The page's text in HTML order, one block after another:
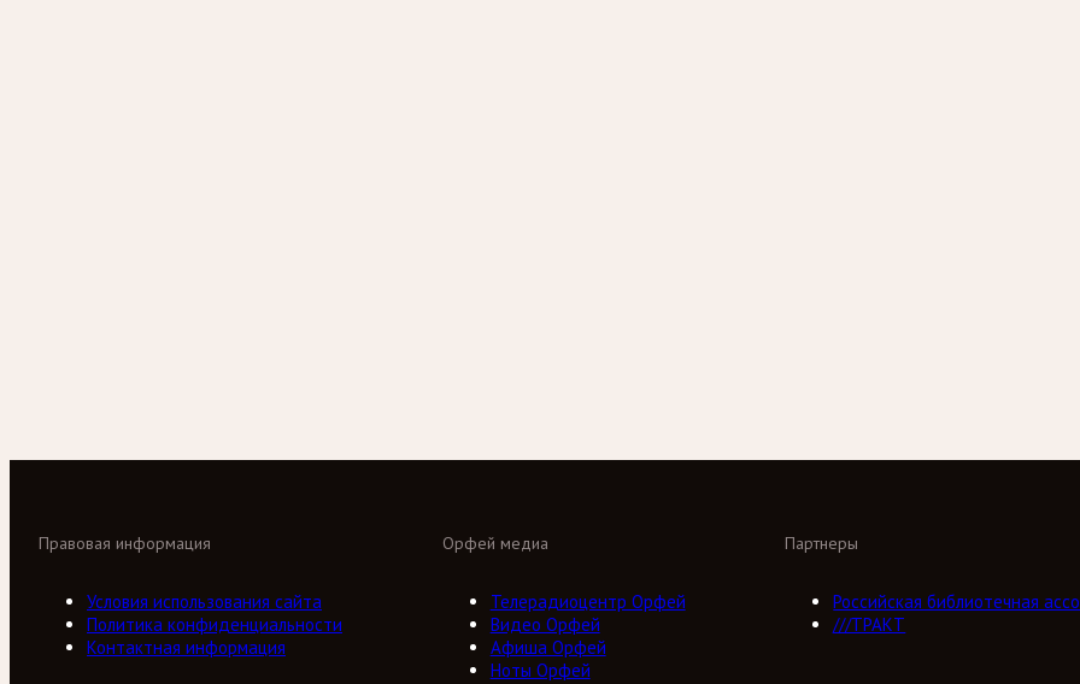
Орфей медиа
Телерадиоцентр Орфей
Видео Орфей
Афиша Орфей
Ноты Орфей
Партнеры
Российская библиотечная
///ТРАКТ
Правовая информация
Условия использования сайта
Политика конфиденциальности
Контактная информация